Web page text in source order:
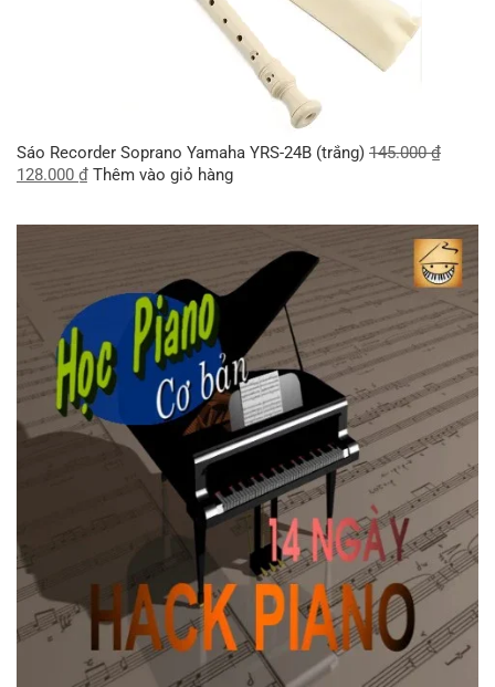
Sáo Recorder Soprano Yamaha YRS-24B (trắng) 145.000₫
128.000 ₫ Thêm vào giỏ hàng